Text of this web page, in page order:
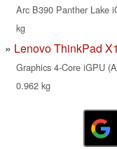
Arc B390 Panther Lake
kg
Lenovo ThinkPad
Graphics 4-Core iGPU
0.962 kg